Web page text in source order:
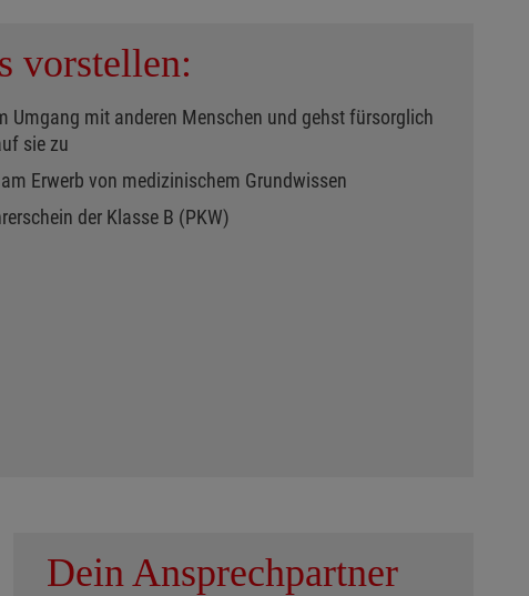
vorstellen:
Umgang mit anderen Menschen und gehst fürsorglich
sie zu
Erwerb von medizinischem Grundwissen
der Klasse B (PKW)
Dein Ansprechpartner